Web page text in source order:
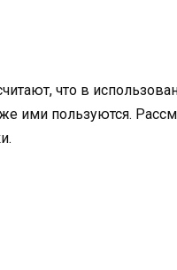
что в
ими пользуются.